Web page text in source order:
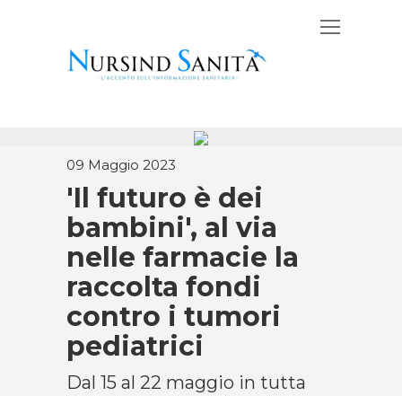
09 Maggio 2023
'Il futuro è dei
bambini', al via
nelle farmacie la
raccolta fondi
contro i tumori
pediatrici
Dal 15 al 22 maggio in tutta